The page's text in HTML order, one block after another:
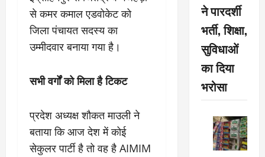
से कमर कमाल एडवोकेट को
जिला पंचायत सदस्य का
उम्मीदवार बनाया गया है।
सभी वर्गों को मिला है टिकट
प्रदेश अध्यक्ष शौकत माउली ने
बताया कि आज देश में कोई
सेकुलर पार्टी है तो वह है AIMIM
ने पारदर्शी
भर्ती, शिक्षा,
सुविधाओं
का दिया
भरोसा